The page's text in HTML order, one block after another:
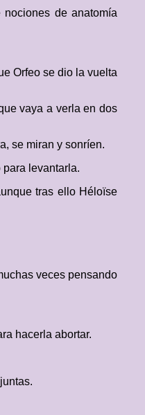
de anatomía
Orfeo se dio la vuelta
vaya a verla en dos
se miran y sonríen.
levantarla.
tras ello Héloïse
veces pensando
hacerla abortar.